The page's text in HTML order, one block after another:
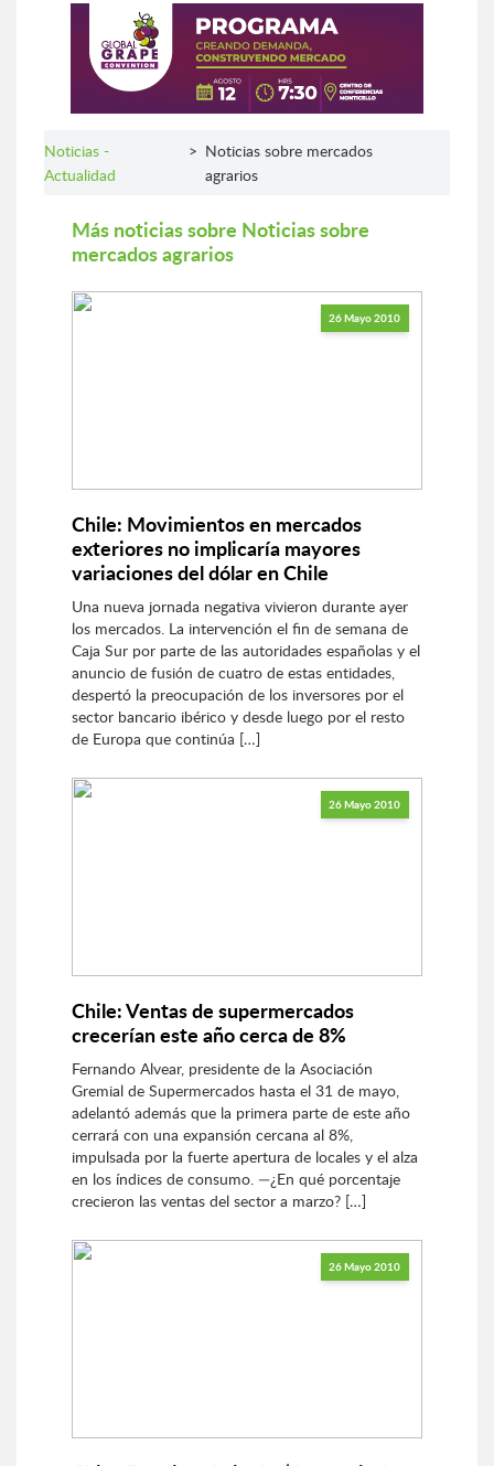
Noticias -
Actualidad
> Noticias sobre mercados
agrarios
Más noticias sobre Noticias sobre
mercados agrarios
26 Mayo 2010
Chile: Movimientos en mercados
exteriores no implicaría mayores
variaciones del dólar en Chile
Una nueva jornada negativa vivieron durante ayer
los mercados. La intervención el fin de semana de
Caja Sur por parte de las autoridades españolas y el
anuncio de fusión de cuatro de estas entidades,
despertó la preocupación de los inversores por el
sector bancario ibérico y desde luego por el resto
de Europa que continúa […]
26 Mayo 2010
Chile: Ventas de supermercados
crecerían este año cerca de 8%
Fernando Alvear, presidente de la Asociación
Gremial de Supermercados hasta el 31 de mayo,
adelantó además que la primera parte de este año
cerrará con una expansión cercana al 8%,
impulsada por la fuerte apertura de locales y el alza
en los índices de consumo. —¿En qué porcentaje
crecieron las ventas del sector a marzo? […]
26 Mayo 2010